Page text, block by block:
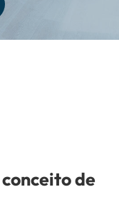
de